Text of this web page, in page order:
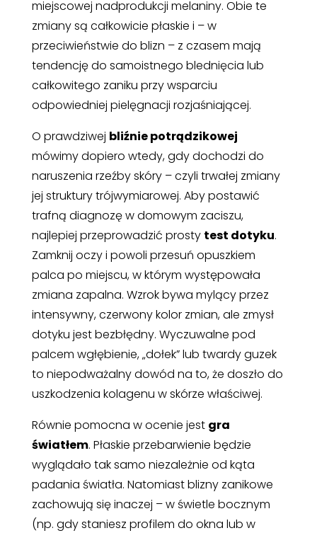
miejscowej nadprodukcji melaniny. Obie te
zmiany są całkowicie płaskie i – w
przeciwieństwie do blizn – z czasem mają
tendencję do samoistnego blednięcia lub
całkowitego zaniku przy wsparciu
odpowiedniej pielęgnacji rozjaśniającej.
O prawdziwej bliźnie potrądzikowej
mówimy dopiero wtedy, gdy dochodzi do
naruszenia rzeźby skóry – czyli trwałej zmiany
jej struktury trójwymiarowej. Aby postawić
trafną diagnozę w domowym zaciszu,
najlepiej przeprowadzić prosty test dotyku.
Zamknij oczy i powoli przesuń opuszkiem
palca po miejscu, w którym występowała
zmiana zapalna. Wzrok bywa mylący przez
intensywny, czerwony kolor zmian, ale zmysł
dotyku jest bezbłędny. Wyczuwalne pod
palcem wgłębienie, „dołek” lub twardy guzek
to niepodważalny dowód na to, że doszło do
uszkodzenia kolagenu w skórze właściwej.
Równie pomocna w ocenie jest gra
światłem. Płaskie przebarwienie będzie
wyglądało tak samo niezależnie od kąta
padania światła. Natomiast blizny zanikowe
zachowują się inaczej – w świetle bocznym
(np. gdy staniesz profilem do okna lub w